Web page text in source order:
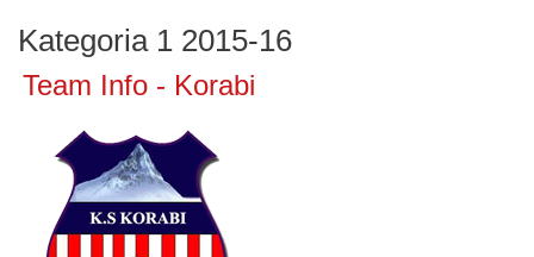
Kategoria 1 2015-16
Team Info - Korabi